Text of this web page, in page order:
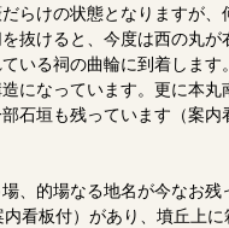
らけの状態となりますが
抜けると、今度は西の丸
いる祠の曲輪に到着しま
になっています。更に本丸
石垣も残っています（案
、的場なる地名が今なお
看板付）があり、墳丘上